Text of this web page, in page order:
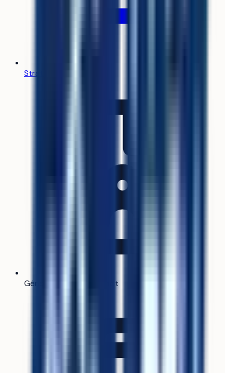
Stratégie de vœux
Générateur de CV Bientôt